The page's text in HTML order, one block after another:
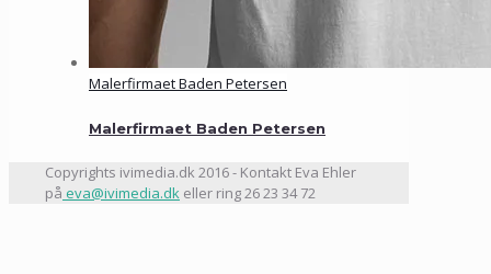
Malerfirmaet Baden Petersen
Malerfirmaet Baden Petersen
Copyrights ivimedia.dk 2016 - Kontakt Eva Ehler
på eva@ivimedia.dk eller ring 26 23 34 72